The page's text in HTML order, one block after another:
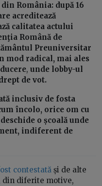
România: după 16
acreditează
calitatea actului
Română de
Preuniversitar
mod radical, mai ales
, unde lobby-ul
de vot.
inclusiv de fosta
încolo, orice om cu
o școală unde
indiferent de
contestată și de alte
din diferite motive,